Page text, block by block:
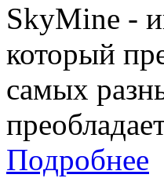
SkyMine -
который
самых
Подробнее